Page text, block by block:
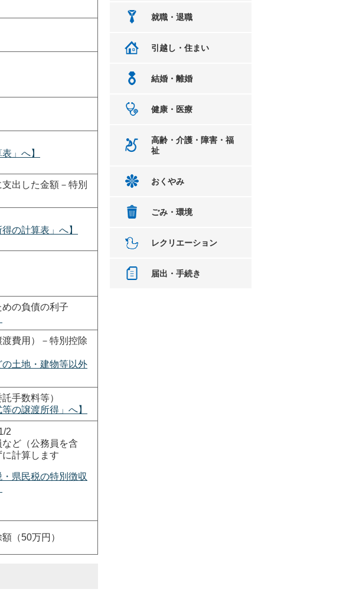
」へ】
出した金額－特別
の計算表」へ】
の負債の利子
費用）－特別控除
の土地・建物等以外
手数料等）
の譲渡所得」へ】
2
ど（公務員を含
計算します
県民税の特別徴収
（50万円）
就職・退職
引越し・住まい
結婚・離婚
健康・医療
高齢・介護・障害・福
祉
おくやみ
ごみ・環境
レクリエーション
届出・手続き